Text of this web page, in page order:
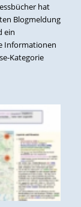
hat
Blogmeldung
ein
Informationen
Kategorie